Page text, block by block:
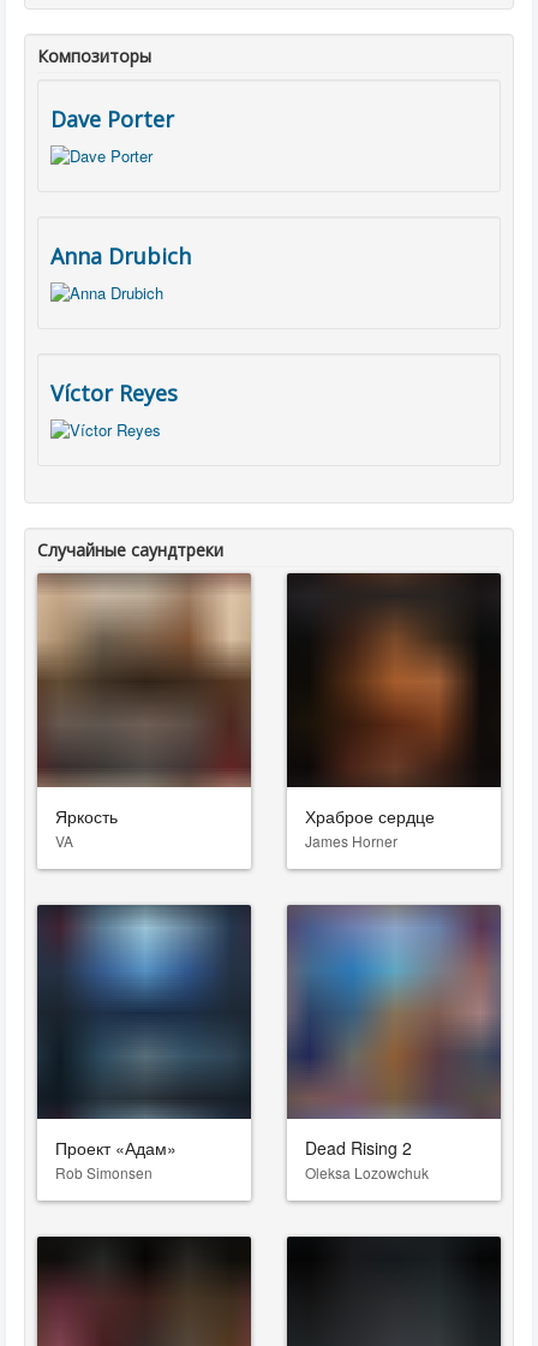
Композиторы
Dave Porter
Anna Drubich
Víctor Reyes
Случайные саундтреки
Яркость
VA
Храброе сердце
James Horner
Проект «Адам»
Rob Simonsen
Dead Rising 2
Oleksa Lozowchuk